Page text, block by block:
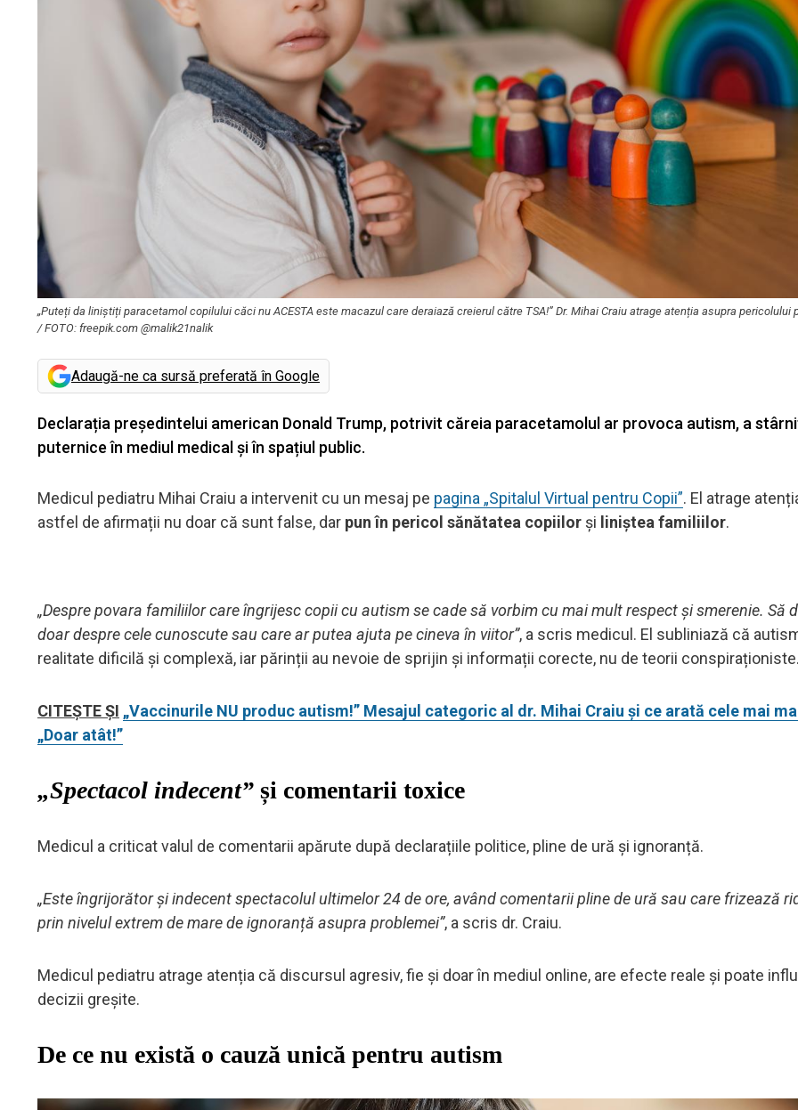
„Puteți da liniștiți paracetamol copilului căci nu ACESTA este macazul care deraiază creierul către TSA!” Dr. Mihai Craiu atrage atenția asupra pericolului
/ FOTO: freepik.com @malik21nalik
Adaugă-ne ca sursă preferată în Google
Declarația președintelui american Donald Trump, potrivit căreia paracetamolul ar provoca autism, a
puternice în mediul medical și în spațiul public.
Medicul pediatru Mihai Craiu a intervenit cu un mesaj pe pagina „Spitalul Virtual pentru Copii”. El atrage
astfel de afirmații nu doar că sunt false, dar pun în pericol sănătatea copiilor și liniștea familiilor.
„Despre povara familiilor care îngrijesc copii cu autism se cade să vorbim cu mai mult respect și smerenie. Să
doar despre cele cunoscute sau care ar putea ajuta pe cineva în viitor”, a scris medicul. El subliniază că
realitate dificilă și complexă, iar părinții au nevoie de sprijin și informații corecte, nu de teorii conspiraționiste.
CITEȘTE ȘI „Vaccinurile NU produc autism!” Mesajul categoric al dr. Mihai Craiu și ce arată cele mai
„Doar atât!”
„Spectacol indecent” și comentarii toxice
Medicul a criticat valul de comentarii apărute după declarațiile politice, pline de ură și ignoranță.
„Este îngrijorător și indecent spectacolul ultimelor 24 de ore, având comentarii pline de ură sau care frizează
prin nivelul extrem de mare de ignoranță asupra problemei”, a scris dr. Craiu.
Medicul pediatru atrage atenția că discursul agresiv, fie și doar în mediul online, are efecte reale și poate
decizii greșite.
De ce nu există o cauză unică pentru autism